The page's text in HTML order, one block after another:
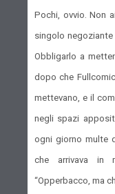
Pochi, ovvio. Non
singolo negoziante
Obbligarlo a
dopo che
mettevano, e il
negli spazi
ogni giorno multe
che arrivava in
“Opperbacco, ma